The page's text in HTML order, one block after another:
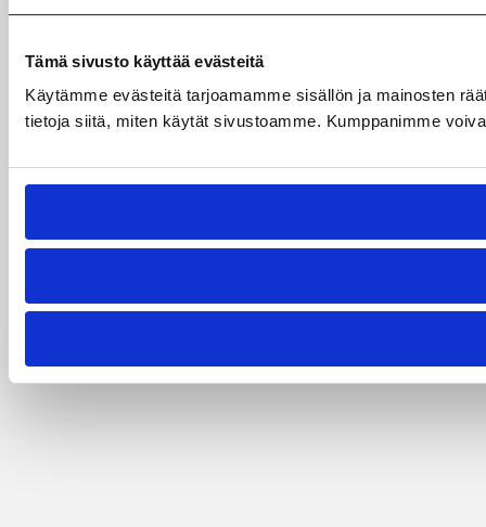
Tämä sivusto käyttää evästeitä
Käytämme evästeitä tarjoamamme sisällön ja mainosten
tietoja siitä, miten käytät sivustoamme. Kumppanimme